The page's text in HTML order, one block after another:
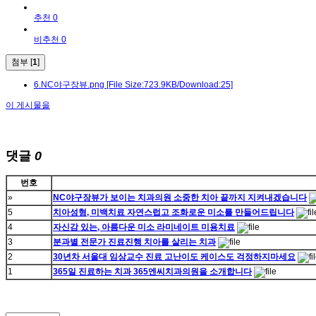
추천 0
비추천 0
첨부 [1]
6.NC야구장뷰.png [File Size:723.9KB/Download:25]
이 게시물을
댓글 0
번호
»
NC야구장뷰가 보이는 치과의원 소중한 치아 끝까지 지켜내겠습니다
5
치아성형, 미백치료 자연스럽고 조화로운 미소를 만들어드립니다
4
자신감 있는, 아름다운 미소 라미네이트 미용치료
3
분과별 전문가 진료진행 치아를 살리는 치과
2
30년차 서울대 임상교수 진료 고난이도 케이스도 걱정하지마세요
1
365일 진료하는 치과 365엔씨치과의원을 소개합니다